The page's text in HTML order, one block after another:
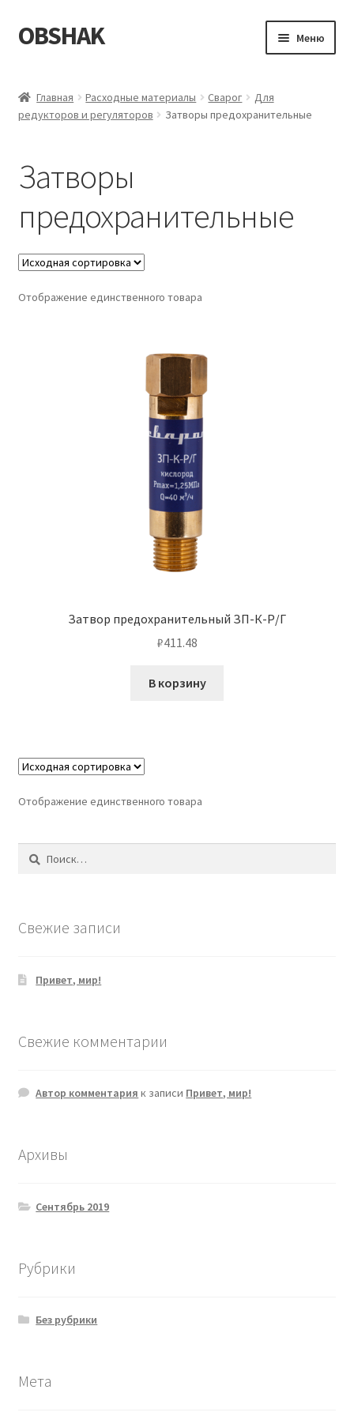
Перейти
к
Перейти
к
OBSHAK Меню
Категории
Главная Расходные материалы Сварог
Для
редукторов и регуляторов
Затворы предохранительные
Затворы
предохранительные
Отображение единственного товара
Затвор предохранительный ЗП-К-Р/Г
₽411.48
В корзину
Отображение единственного товара
Найти:
Свежие записи
Привет, мир!
Свежие комментарии
Автор комментария к записи Привет, мир!
Архивы
Сентябрь 2019
Рубрики
Без рубрики
Мета